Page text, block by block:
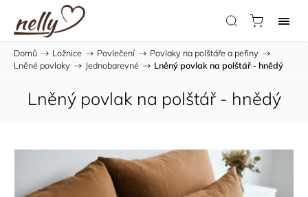
Domů / Ložnice / Povlečení / Povlaky na polštáře a peřiny /
Lněné povlaky / Jednobarevné / Lněný povlak na polštář - hnědý
Lněný povlak na polštář - hnědý